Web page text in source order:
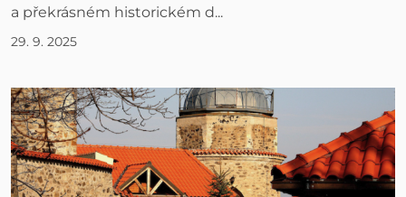
a překrásném historickém d...
29. 9. 2025